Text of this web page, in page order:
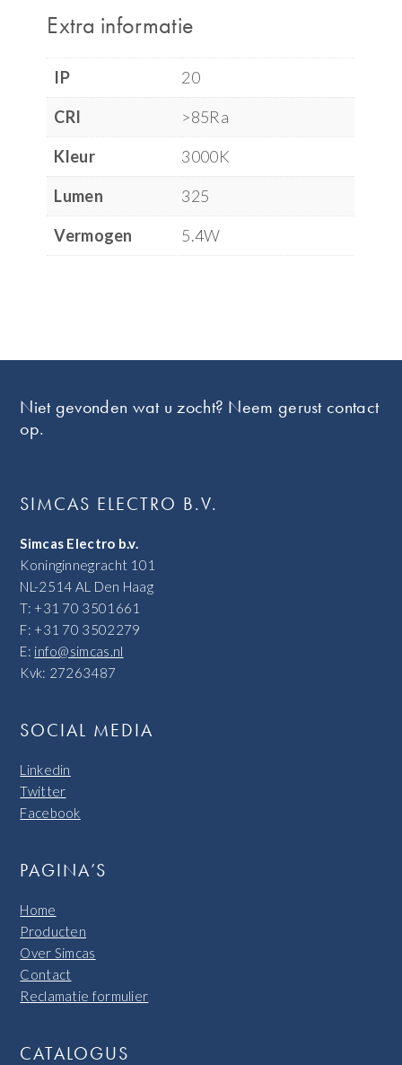
Extra informatie
IP
20
CRI
>85Ra
Kleur
3000K
Lumen
325
Vermogen
5.4W
Niet gevonden wat u zocht? Neem gerust contact
op.
SIMCAS ELECTRO B.V.
Simcas Electro b.v.
Koninginnegracht 101
NL-2514 AL Den Haag
T: +31 70 3501661
F: +31 70 3502279
E: info@simcas.nl
Kvk: 27263487
SOCIAL MEDIA
Linkedin
Twitter
Facebook
PAGINA’S
Home
Producten
Over Simcas
Contact
Reclamatie formulier
CATALOGUS